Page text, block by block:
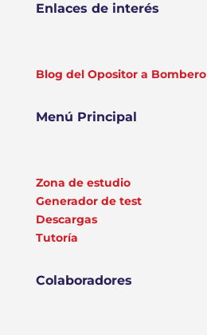
Enlaces de interés
Blog del Opositor a Bombero
Menú Principal
Zona de estudio
Generador de test
Descargas
Tutoría
Colaboradores